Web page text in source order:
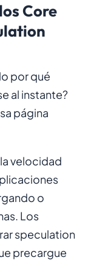
Core
por qué
al instante?
página
velocidad
o
Los
speculation
precargue